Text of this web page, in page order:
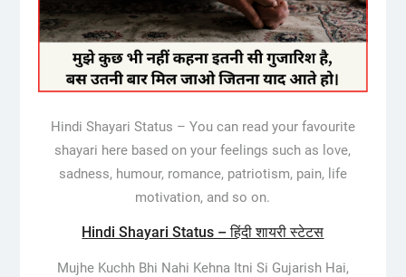
Hindi Shayari Status – You can read your favourite
shayari here based on your feelings such as love,
sadness, humour, romance, patriotism, pain, life
motivation, and so on.
Hindi Shayari Status – हिंदी शायरी स्टेटस
Mujhe Kuchh Bhi Nahi Kehna Itni Si Gujarish Hai,